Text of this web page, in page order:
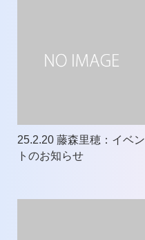
25.2.20 藤森里穂：イベン
トのお知らせ